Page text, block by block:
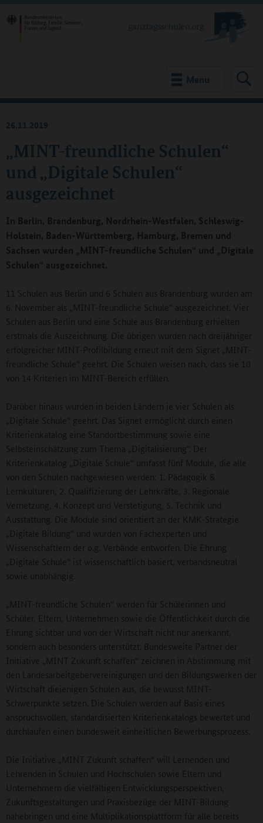
Menu
„MINT-freundliche Schulen“
und „Digitale Schulen“
ausgezeichnet
26.11.2019
In Berlin, Brandenburg, Nordrhein-Westfalen, Schleswig-
Holstein, Baden-Württemberg, Hamburg, Bremen und
Sachsen wurden „MINT-freundliche Schulen“ und „Digitale
Schulen“ ausgezeichnet.
11 Schulen aus Berlin und 6 Schulen aus Brandenburg wurden am
6. November als „MINT-freundliche Schule“ ausgezeichnet. Vier
Schulen aus Berlin und eine Schule aus Brandenburg erhielten
erstmals die Auszeichnung. Die übrigen wurden nach dreijähriger
erfolgreicher MINT-Profilbildung erneut mit dem Signet „MINT-
freundliche Schule“ geehrt. Die Schulen weisen nach, dass sie 10
von 14 Kriterien im MINT-Bereich erfüllen.
Darüber hinaus wurden in beiden Ländern je vier Schulen als
„Digitale Schule“ geehrt. Das Signet ermöglicht durch einen
Kriterienkatalog eine Standortbestimmung sowie eine
Selbsteinschätzung zum Thema „Digitalisierung“. Der
Kriterienkatalog „Digitale Schule“ umfasst fünf Module, die alle
von den Schulen nachgewiesen werden: 1. Pädagogik &
Lernkulturen, 2. Qualifizierung der Lehrkräfte, 3. Regionale
Vernetzung, 4. Konzept und Verstetigung, 5. Technik und
Ausstattung. Die Module sind orientiert an der KMK-Strategie
„Digitale Bildung“ und wurden von Fachexperten und
Wissenschaftlern der o.g. Verbände entworfen. Die Ehrung
„Digitale Schule“ ist wissenschaftlich basiert, verbandsneutral
sowie unabhängig.
„MINT-freundliche Schulen“ werden für Schülerinnen und
Schüler, Eltern, Unternehmen sowie die Öffentlichkeit durch die
Ehrung sichtbar und von der Wirtschaft nicht nur anerkannt,
sondern auch besonders unterstützt. Bundesweite Partner der
Initiative „MINT Zukunft schaffen“ zeichnen in Abstimmung mit
den Landesarbeitgebervereinigungen und den Bildungswerken der
Wirtschaft diejenigen Schulen aus, die bewusst MINT-
Schwerpunkte setzen. Die Schulen werden auf Basis eines
anspruchsvollen, standardisierten Kriterienkatalogs bewertet und
durchlaufen einen bundesweit einheitlichen Bewerbungsprozess.
Die Initiative „MINT Zukunft schaffen“ will Lernenden und
Lehrenden in Schulen und Hochschulen sowie Eltern und
Unternehmern die vielfältigen Entwicklungsperspektiven,
Zukunftsgestaltungen und Praxisbezüge der MINT-Bildung
nahebringen und eine Multiplikationsplattform für alle bereits